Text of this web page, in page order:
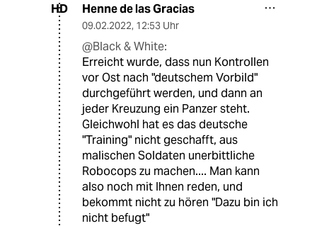
HD Henne de las Gracias
09.02.2022, 12:53 Uhr
@Black & White:
Erreicht wurde, dass nun Kontrollen
vor Ost nach "deutschem Vorbild"
durchgeführt werden, und dann an
jeder Kreuzung ein Panzer steht.
Gleichwohl hat es das deutsche
"Training" nicht geschafft, aus
malischen Soldaten unerbittliche
Robocops zu machen.... Man kann
also noch mit Ihnen reden, und
bekommt nicht zu hören "Dazu bin ich
nicht befugt"